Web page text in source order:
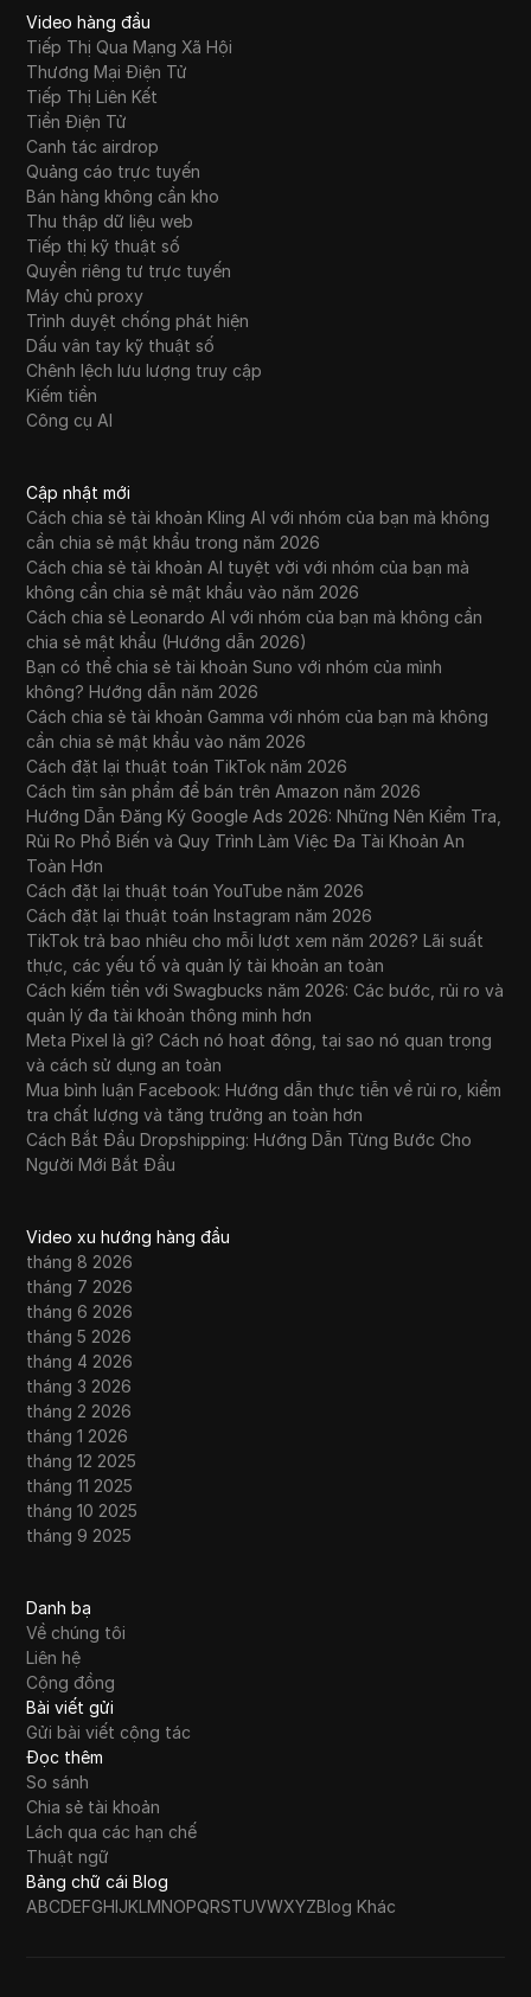
Video hàng đầu
Tiếp Thị Qua Mạng Xã Hội
Thương Mại Điện Tử
Tiếp Thị Liên Kết
Tiền Điện Tử
Canh tác airdrop
Quảng cáo trực tuyến
Bán hàng không cần kho
Thu thập dữ liệu web
Tiếp thị kỹ thuật số
Quyền riêng tư trực tuyến
Máy chủ proxy
Trình duyệt chống phát hiện
Dấu vân tay kỹ thuật số
Chênh lệch lưu lượng truy cập
Kiếm tiền
Công cụ AI
Cập nhật mới
Cách chia sẻ tài khoản Kling AI với nhóm của bạn mà không
cần chia sẻ mật khẩu trong năm 2026
Cách chia sẻ tài khoản AI tuyệt vời với nhóm của bạn mà
không cần chia sẻ mật khẩu vào năm 2026
Cách chia sẻ Leonardo AI với nhóm của bạn mà không cần
chia sẻ mật khẩu (Hướng dẫn 2026)
Bạn có thể chia sẻ tài khoản Suno với nhóm của mình
không? Hướng dẫn năm 2026
Cách chia sẻ tài khoản Gamma với nhóm của bạn mà không
cần chia sẻ mật khẩu vào năm 2026
Cách đặt lại thuật toán TikTok năm 2026
Cách tìm sản phẩm để bán trên Amazon năm 2026
Hướng Dẫn Đăng Ký Google Ads 2026: Những Nên Kiểm Tra,
Rủi Ro Phổ Biến và Quy Trình Làm Việc Đa Tài Khoản An
Toàn Hơn
Cách đặt lại thuật toán YouTube năm 2026
Cách đặt lại thuật toán Instagram năm 2026
TikTok trả bao nhiêu cho mỗi lượt xem năm 2026? Lãi suất
thực, các yếu tố và quản lý tài khoản an toàn
Cách kiếm tiền với Swagbucks năm 2026: Các bước, rủi ro và
quản lý đa tài khoản thông minh hơn
Meta Pixel là gì? Cách nó hoạt động, tại sao nó quan trọng
và cách sử dụng an toàn
Mua bình luận Facebook: Hướng dẫn thực tiễn về rủi ro, kiểm
tra chất lượng và tăng trưởng an toàn hơn
Cách Bắt Đầu Dropshipping: Hướng Dẫn Từng Bước Cho
Người Mới Bắt Đầu
Video xu hướng hàng đầu
tháng 8 2026
tháng 7 2026
tháng 6 2026
tháng 5 2026
tháng 4 2026
tháng 3 2026
tháng 2 2026
tháng 1 2026
tháng 12 2025
tháng 11 2025
tháng 10 2025
tháng 9 2025
Danh bạ
Về chúng tôi
Liên hệ
Cộng đồng
Bài viết gửi
Gửi bài viết cộng tác
Đọc thêm
So sánh
Chia sẻ tài khoản
Lách qua các hạn chế
Thuật ngữ
Bảng chữ cái Blog
ABCDEFGHIJKLMNOPQRSTUVWXYZBlog Khác